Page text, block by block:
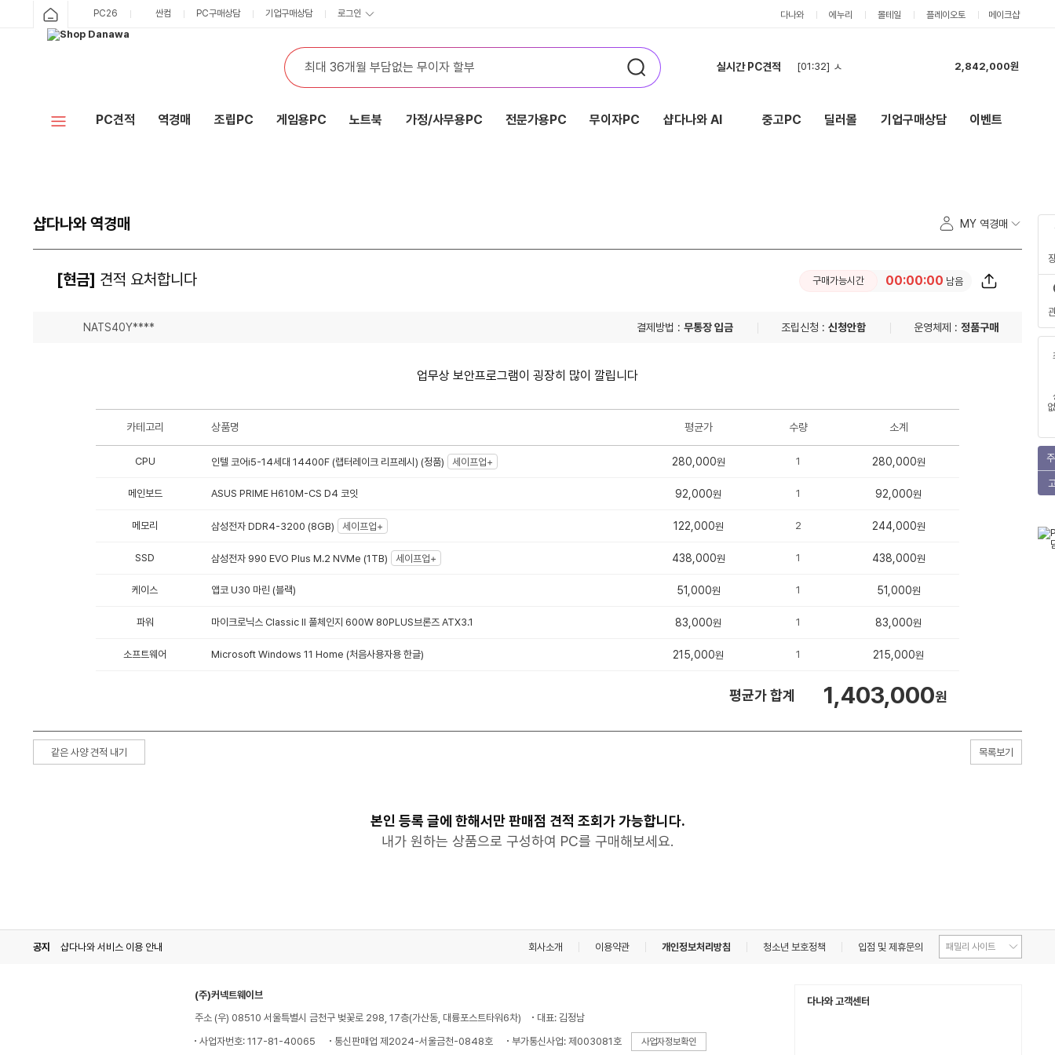
PC26 싼컴 PC구매상담 기업구매상담 로그인 다나와 에누리 몰테일 플레이오토 메이크샵
실시간 PC견적 [01:32] ㅅ
2,842,000원
[01:08] 컴퓨터 견적 구매합니다.
3,768,000원
1,182,000원
[23:43]최저가
3,735,000원
2,842,000원
PC견적 역경매 조립PC 게임용PC 노트북 가정/사무용PC 전문가용PC 무이자PC 샵다나와 AI 중고PC 딜러몰 기업구매상담 이벤트
샵다나와 역경매 MY 역경매
[현금] 견적 요처합니다 구매가능시간 00:00:00 남음
NATS40Y**** 결제방법 : 무통장 입금 조립신청 : 신청안함 운영체제 : 정품구매
업무상 보안프로그램이 굉장히 많이 깔립니다
카테고리 상품명 평균가 수량 소계
CPU 인텔 코어i5-14세대 14400F (랩터레이크 리프레시) (정품) 세이프업+ 280,000원 1 280,000원
메인보드 ASUS PRIME H610M-CS D4 코잇 92,000원 1 92,000원
메모리 삼성전자 DDR4-3200 (8GB) 세이프업+ 122,000원 2 244,000원
SSD 삼성전자 990 EVO Plus M.2 NVMe (1TB) 세이프업+ 438,000원 1 438,000원
케이스 앱코 U30 마린 (블랙) 51,000원 1 51,000원
파워 마이크로닉스 Classic II 풀체인지 600W 80PLUS브론즈 ATX3.1 83,000원 1 83,000원
소프트웨어 Microsoft Windows 11 Home (처음사용자용 한글) 215,000원 1 215,000원
평균가 합계 1,403,000원
같은 사양 견적 내기 목록보기
본인 등록 글에 한해서만 판매점 견적 조회가 가능합니다.
내가 원하는 상품으로 구성하여 PC를 구매해보세요.
공지 샵다나와 서비스 이용 안내 회사소개 이용약관 개인정보처리방침 청소년 보호정책 입점 및 제휴문의
(주)커넥트웨이브
주소 (우) 08510 서울특별시 금천구 벚꽃로 298, 17층(가산동, 대륭포스트타워6차)
대표: 김정남
사업자번호: 117-81-40065
통신판매업 제2024-서울금천-0848호 부가통신사업: 제003081호 사업자정보확인
다나와 고객센터